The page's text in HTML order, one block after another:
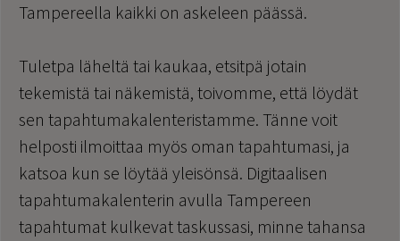
Tampereella kaikki on askeleen päässä.
Tuletpa läheltä tai kaukaa, etsitpä jotain
tekemistä tai näkemistä, toivomme, että löydät
sen tapahtumakalenteristamme. Tänne voit
helposti ilmoittaa myös oman tapahtumasi, ja
katsoa kun se löytää yleisönsä. Digitaalisen
tapahtumakalenterin avulla Tampereen
tapahtumat kulkevat taskussasi, minne tahansa